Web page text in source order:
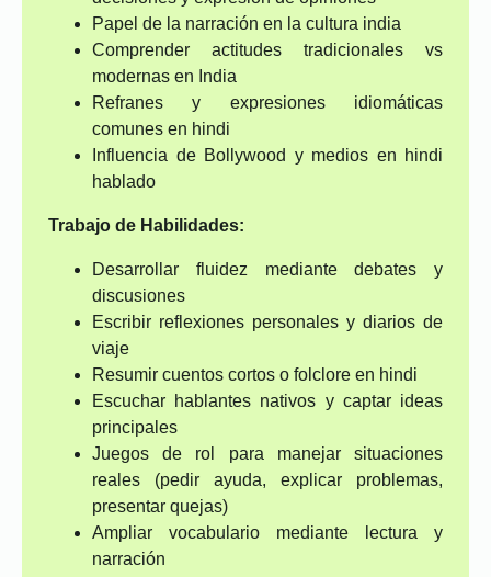
Papel de la narración en la cultura india
Comprender actitudes tradicionales vs
modernas en India
Refranes y expresiones idiomáticas
comunes en hindi
Influencia de Bollywood y medios en hindi
hablado
Trabajo de Habilidades:
Desarrollar fluidez mediante debates y
discusiones
Escribir reflexiones personales y diarios de
viaje
Resumir cuentos cortos o folclore en hindi
Escuchar hablantes nativos y captar ideas
principales
Juegos de rol para manejar situaciones
reales (pedir ayuda, explicar problemas,
presentar quejas)
Ampliar vocabulario mediante lectura y
narración